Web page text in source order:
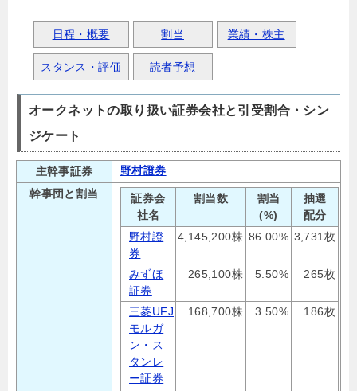
日程・概要 割当 業績・株主
スタンス・評価 読者予想
オークネットの取り扱い証券会社と引受割合・シン
ジケート
主幹事証券
野村證券
幹事団と割当
証券会
社名
割当数
割当
(%)
抽選
配分
野村證
券
4,145,200株 86.00% 3,731枚
みずほ
証券
265,100株 5.50% 265枚
三菱UFJ
モルガ
ン・ス
タンレ
ー証券
168,700株 3.50% 186枚